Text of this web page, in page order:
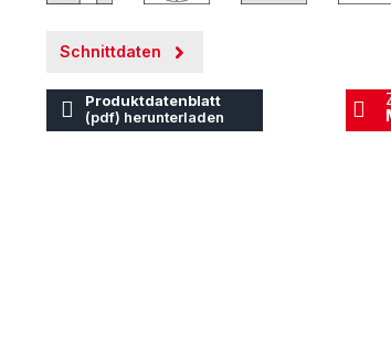
Schnittdaten
Produktdatenblatt
(pdf) herunterladen